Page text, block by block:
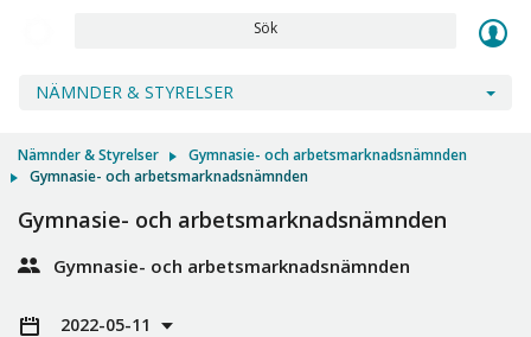
Sök
NÄMNDER & STYRELSER
Nämnder & Styrelser
Gymnasie- och arbetsmarknadsnämnden
Gymnasie- och arbetsmarknadsnämnden
Gymnasie- och arbetsmarknadsnämnden
Gymnasie- och arbetsmarknadsnämnden
2022-05-11